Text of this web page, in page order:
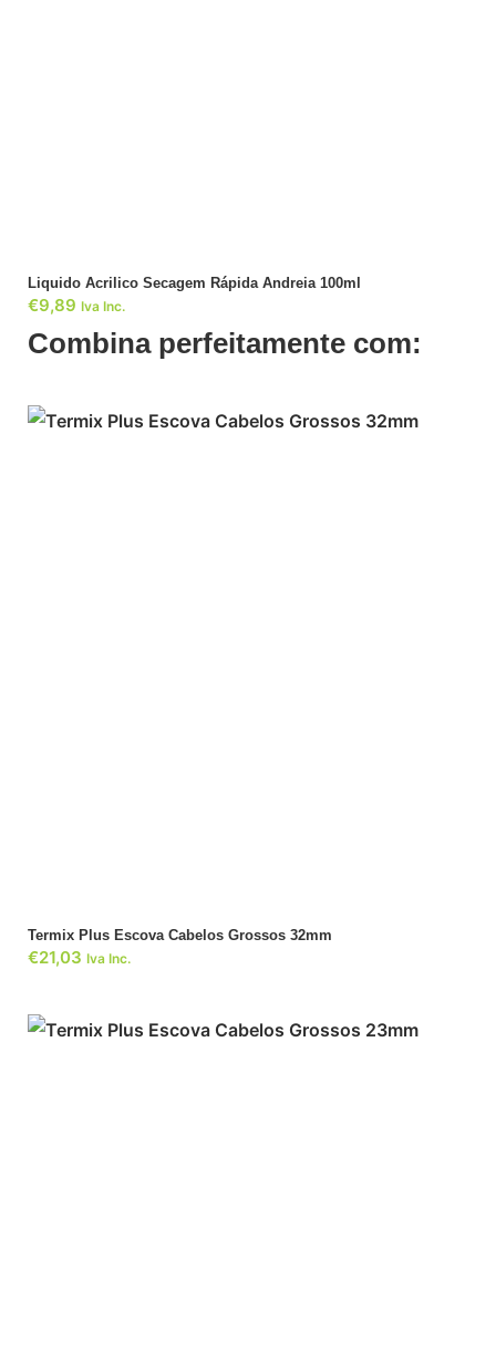
Liquido Acrilico Secagem Rápida Andreia 100ml
€9,89 Iva Inc.
Combina perfeitamente com:
Termix Plus Escova Cabelos Grossos 32mm
€21,03 Iva Inc.